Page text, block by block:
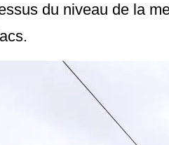
du niveau de la